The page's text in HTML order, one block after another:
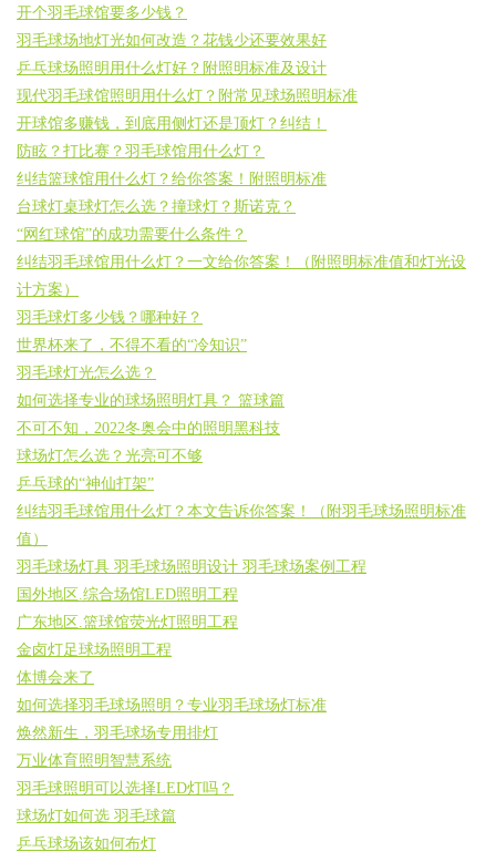
开个羽毛球馆要多少钱？
羽毛球场地灯光如何改造？花钱少还要效果好
乒乓球场照明用什么灯好？附照明标准及设计
现代羽毛球馆照明用什么灯？附常见球场照明标准
开球馆多赚钱，到底用侧灯还是顶灯？纠结！
防眩？打比赛？羽毛球馆用什么灯？
纠结篮球馆用什么灯？给你答案！附照明标准
台球灯桌球灯怎么选？撞球灯？斯诺克？
“网红球馆”的成功需要什么条件？
纠结羽毛球馆用什么灯？一文给你答案！（附照明标准值和灯光设
计方案）
羽毛球灯多少钱？哪种好？
世界杯来了，不得不看的“冷知识”
羽毛球灯光怎么选？
如何选择专业的球场照明灯具？ 篮球篇
不可不知，2022冬奥会中的照明黑科技
球场灯怎么选？光亮可不够
乒乓球的“神仙打架”
纠结羽毛球馆用什么灯？本文告诉你答案！（附羽毛球场照明标准
值）
羽毛球场灯具 羽毛球场照明设计 羽毛球场案例工程
国外地区.综合场馆LED照明工程
广东地区.篮球馆荧光灯照明工程
金卤灯足球场照明工程
体博会来了
如何选择羽毛球场照明？专业羽毛球场灯标准
焕然新生，羽毛球场专用排灯
万业体育照明智慧系统
羽毛球照明可以选择LED灯吗？
球场灯如何选 羽毛球篇
乒乓球场该如何布灯